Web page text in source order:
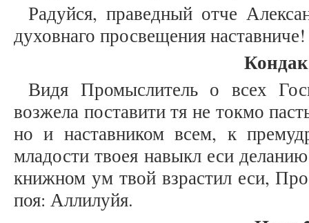
Радуйся, праведный отче
духовнаго просвещения наставниче!
Видя Промыслитель о всех
возжела поставити тя не токмо
но и наставником всем, к
младости твоея навыкл еси
книжном ум твой взрастил еси,
поя: Аллилуйя.